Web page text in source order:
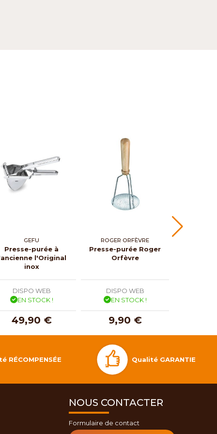
GEFU
Presse-purée à
l'Original
inox
DISPO WEB
EN STOCK !
49,90 €
ROGER ORFÈVRE
Presse-purée Roger
Orfèvre
DISPO WEB
EN STOCK !
9,90 €
RÉCOMPENSÉE Qualité GARANTIE
NOUS CONTACTER
Formulaire de contact